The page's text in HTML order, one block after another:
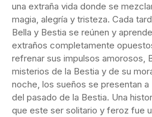
una extraña vida donde se
magia, alegría y tristeza. Cada
Bella y Bestia se reúnen y
extraños completamente
refrenar sus impulsos amorosos,
misterios de la Bestia y de su
noche, los sueños se presentan
del pasado de la Bestia. Una
que este ser solitario y feroz fue